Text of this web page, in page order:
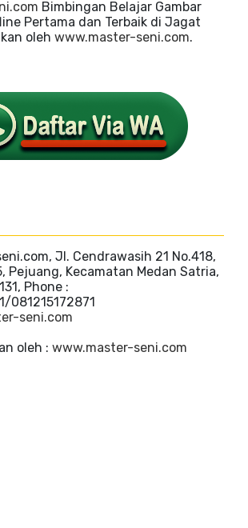
Bimbingan Belajar Gambar
Pertama dan Terbaik di Jagat
oleh www.master-seni.com.
Jl. Cendrawasih 21 No.418,
Pejuang, Kecamatan Medan Satria,
Phone :
081215172871
seni.com
oleh : www.master-seni.com